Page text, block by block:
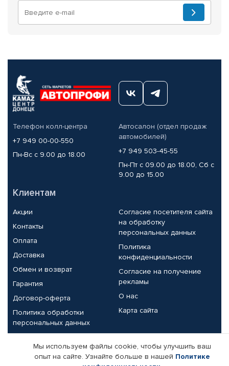
Телефон колл-центра
+7 949 00-00-550
Пн-Вс с 9.00 до 18.00
Автосалон (отдел продаж
автомобилей)
+7 949 503-45-55
Пн-Пт с 09.00 до 18.00, Сб с
9.00 до 15.00
Клиентам
Акции
Контакты
Оплата
Доставка
Обмен и возврат
Гарантия
Договор-оферта
Политика обработки
персональных данных
Согласие посетителя сайта
на обработку
персональных данных
Политика
конфиденциальности
Согласие на получение
рекламы
О нас
Карта сайта
Партнерам
Мы используем файлы cookie, чтобы улучшить ваш
опыт на сайте. Узнайте больше в нашей Политике